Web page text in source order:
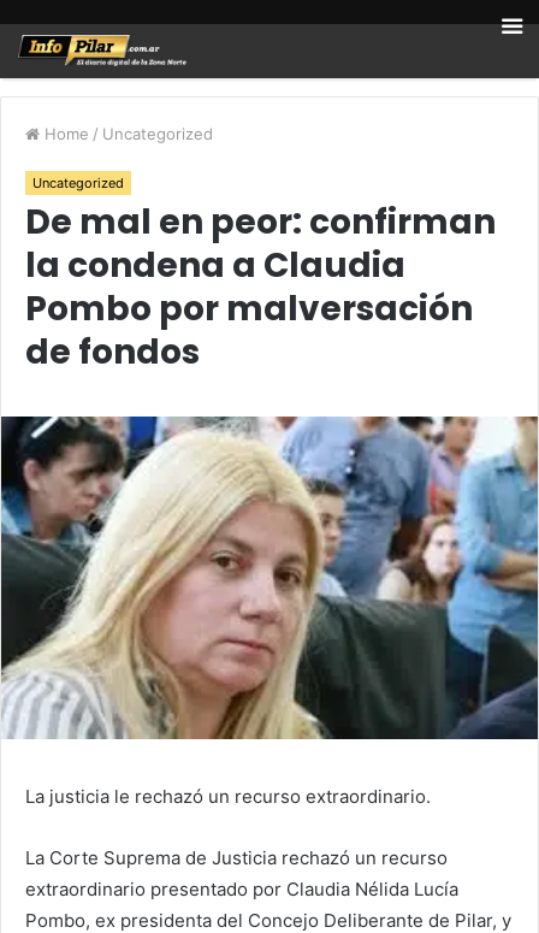
Home / Uncategorized
Uncategorized
De mal en peor: confirman
la condena a Claudia
Pombo por malversación
de fondos
La justicia le rechazó un recurso extraordinario.
La Corte Suprema de Justicia rechazó un recurso
extraordinario presentado por Claudia Nélida Lucía
Pombo, ex presidenta del Concejo Deliberante de Pilar, y